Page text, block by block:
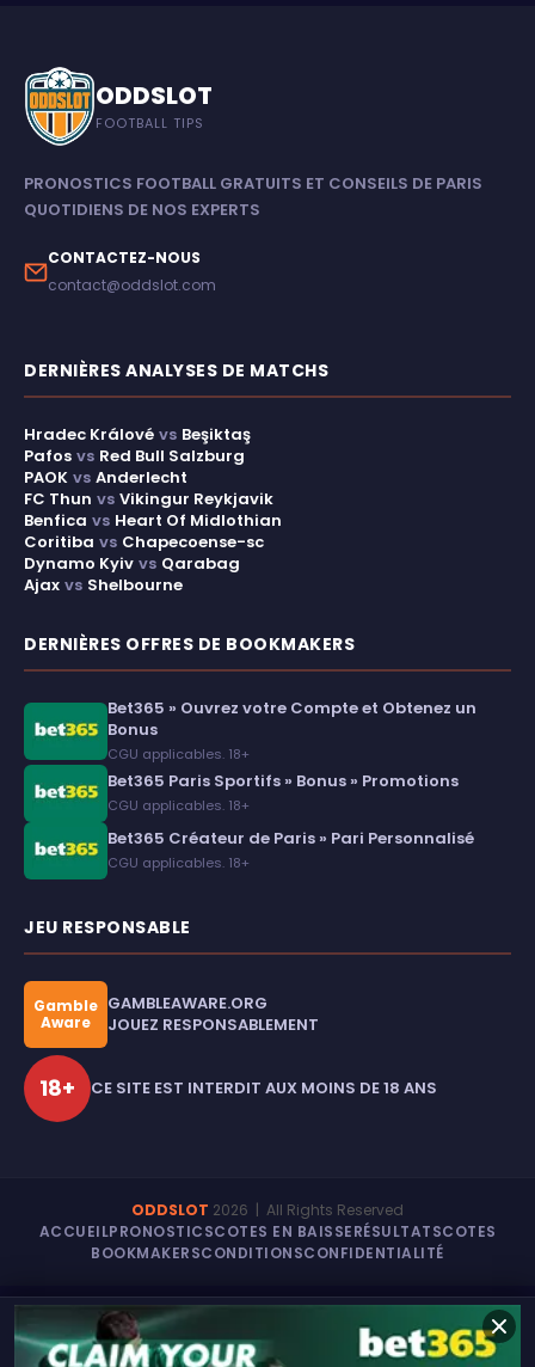
ODDSLOT
FOOTBALL TIPS
PRONOSTICS FOOTBALL GRATUITS ET CONSEILS DE PARIS
QUOTIDIENS DE NOS EXPERTS
CONTACTEZ-NOUS
contact@oddslot.com
DERNIÈRES ANALYSES DE MATCHS
Hradec Králové vs Beşiktaş
Pafos vs Red Bull Salzburg
PAOK vs Anderlecht
FC Thun vs Vikingur Reykjavik
Benfica vs Heart Of Midlothian
Coritiba vs Chapecoense-sc
Dynamo Kyiv vs Qarabag
Ajax vs Shelbourne
DERNIÈRES OFFRES DE BOOKMAKERS
Bet365 » Ouvrez votre Compte et Obtenez un
Bonus
CGU applicables. 18+
Bet365 Paris Sportifs » Bonus » Promotions
CGU applicables. 18+
Bet365 Créateur de Paris » Pari Personnalisé
CGU applicables. 18+
JEU RESPONSABLE
Gamble
Aware
GAMBLEAWARE.ORG
JOUEZ RESPONSABLEMENT
18+ CE SITE EST INTERDIT AUX MOINS DE 18 ANS
ODDSLOT 2026 | All Rights Reserved
ACCUEILPRONOSTICSCOTES EN BAISSERÉSULTATSCOTES
BOOKMAKERSCONDITIONSCONFIDENTIALITÉ